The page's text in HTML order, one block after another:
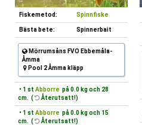
Fiskemetod: Spinnfiske
Bästa bete: Spinnerbait
Mörrumsåns FVO Ebbemåla-
Åmma
Pool 2 Åmma kläpp
• 1 st Abborre på 0.0 kg och 28
cm. (
Återutsatt!)
• 1 st Abborre på 0.0 kg och 15
cm. (
Återutsatt!)